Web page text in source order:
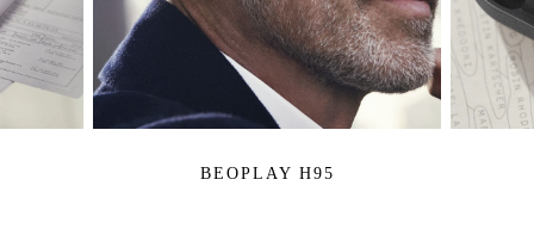
BEOPLAY H95